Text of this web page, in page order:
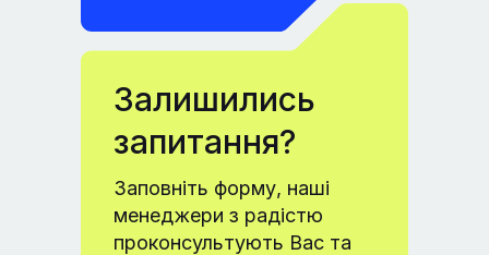
Залишились
запитання?
Заповніть форму, наші
менеджери з радістю
проконсультують Вас та